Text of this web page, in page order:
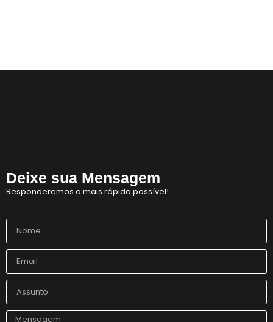
Denunciar Discriminação Racial e LGBT Online
E não é mesmo!
Deixe sua Mensagem
Responderemos o mais rápido possível!